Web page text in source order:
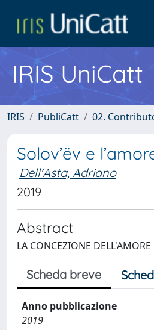
IRIS UniCatt
IRIS PubliCatt 02.
Solov’ëv e
Dell'Asta, Adriano
2019
Abstract
LA CONCEZIONE
Scheda breve
Anno pubblicazione
2019